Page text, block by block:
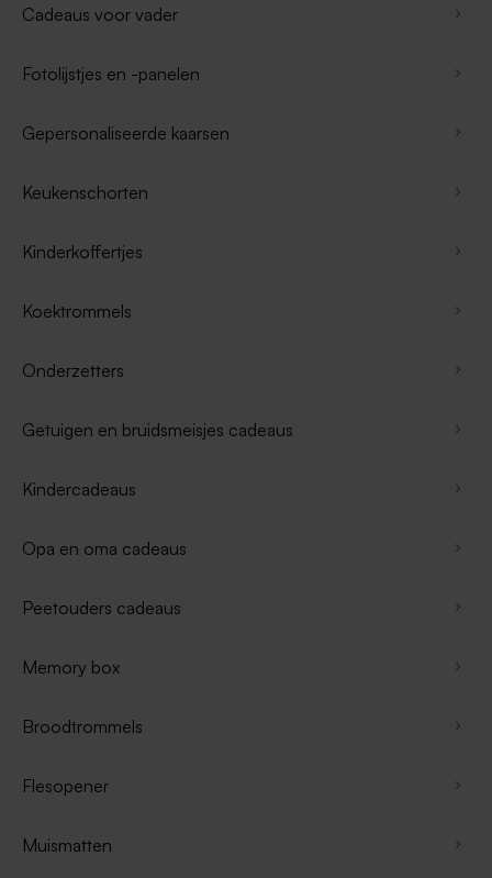
Cadeaus voor vader
Fotolijstjes en -panelen
Gepersonaliseerde kaarsen
Keukenschorten
Kinderkoffertjes
Koektrommels
Onderzetters
Getuigen en bruidsmeisjes cadeaus
Kindercadeaus
Opa en oma cadeaus
Peetouders cadeaus
Memory box
Broodtrommels
Flesopener
Muismatten